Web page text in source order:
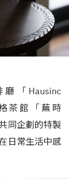
「Hausinc
茶館「蕪時
同企劃的特製
日常生活中感